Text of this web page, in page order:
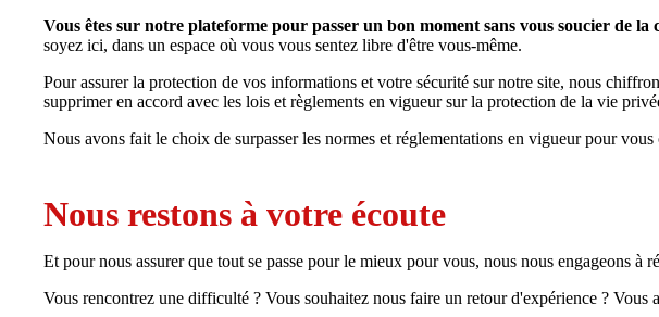
Vous êtes sur notre plateforme pour passer un bon moment sans vous soucier de
soyez ici, dans un espace où vous vous sentez libre d'être vous-même.
Pour assurer la protection de vos informations et votre sécurité sur notre site, nous
supprimer en accord avec les lois et règlements en vigueur sur la protection de la vie
Nous avons fait le choix de surpasser les normes et réglementations en vigueur pour
Nous restons à votre écoute
Et pour nous assurer que tout se passe pour le mieux pour vous, nous nous engageons
Vous rencontrez une difficulté ? Vous souhaitez nous faire un retour d'expérience ?